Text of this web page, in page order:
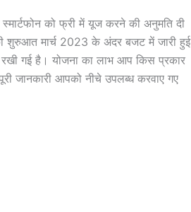
को फ्री में यूज करने की अनुमति दी
शुरुआत मार्च 2023 के अंदर बजट में जारी हुई
गई है। योजना का लाभ आप किस प्रकार
जानकारी आपको नीचे उपलब्ध करवाए गए